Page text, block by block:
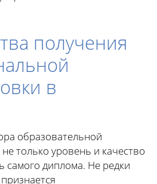
получения
в
образовательной
только уровень и качество
самого диплома. Не редки